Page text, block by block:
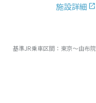
施設詳細
基準JR乗車区間： 東京～由布院